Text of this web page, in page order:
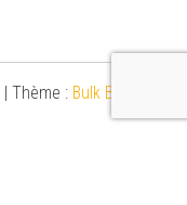
| Thème : Bulk Blog